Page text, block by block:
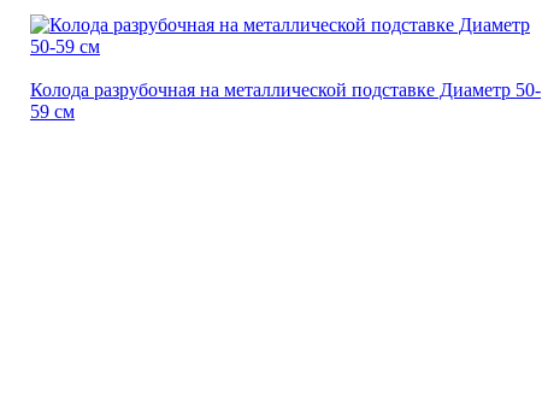
Колода разрубочная на металлической подставке Диаметр 50-
59 cм